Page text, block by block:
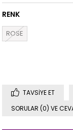
RENK
ROSE
TAVSIYE ET
SORULAR (0) VE